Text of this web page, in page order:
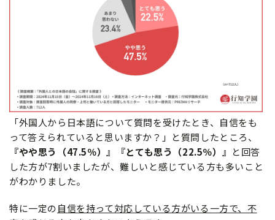
「外国人から日本語について質問を受けたとき、自信をも
って答えられていると思いますか？」と質問したところ、
『やや思う（47.5％）』『とても思う（22.5％）』 と回答
した方が7割いましたが、難しいと感じている方も多いこと
がわかりました。
特に一定の自信を持って対応している方がいる一方で、不